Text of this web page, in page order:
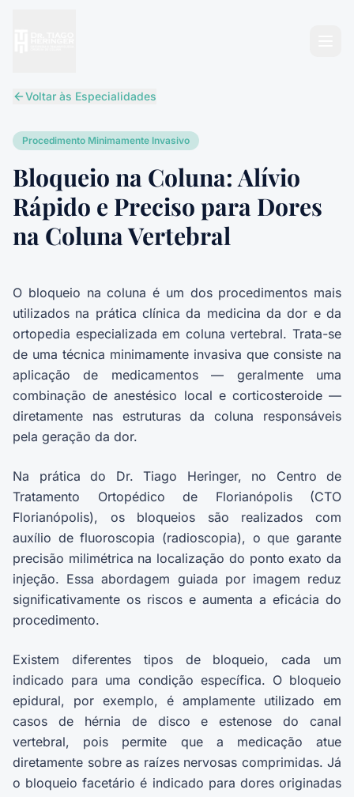
Voltar às Especialidades
Procedimento Minimamente Invasivo
Bloqueio na Coluna: Alívio
Rápido e Preciso para Dores
na Coluna Vertebral
O bloqueio na coluna é um dos procedimentos mais
utilizados na prática clínica da medicina da dor e da
ortopedia especializada em coluna vertebral. Trata-se
de uma técnica minimamente invasiva que consiste na
aplicação de medicamentos — geralmente uma
combinação de anestésico local e corticosteroide —
diretamente nas estruturas da coluna responsáveis
pela geração da dor.
Na prática do Dr. Tiago Heringer, no Centro de
Tratamento Ortopédico de Florianópolis (CTO
Florianópolis), os bloqueios são realizados com
auxílio de fluoroscopia (radioscopia), o que garante
precisão milimétrica na localização do ponto exato da
injeção. Essa abordagem guiada por imagem reduz
significativamente os riscos e aumenta a eficácia do
procedimento.
Existem diferentes tipos de bloqueio, cada um
indicado para uma condição específica. O bloqueio
epidural, por exemplo, é amplamente utilizado em
casos de hérnia de disco e estenose do canal
vertebral, pois permite que a medicação atue
diretamente sobre as raízes nervosas comprimidas. Já
o bloqueio facetário é indicado para dores originadas